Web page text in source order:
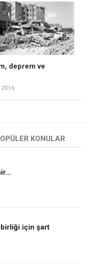
deprem ve
2016
KONULAR
birliği için şart